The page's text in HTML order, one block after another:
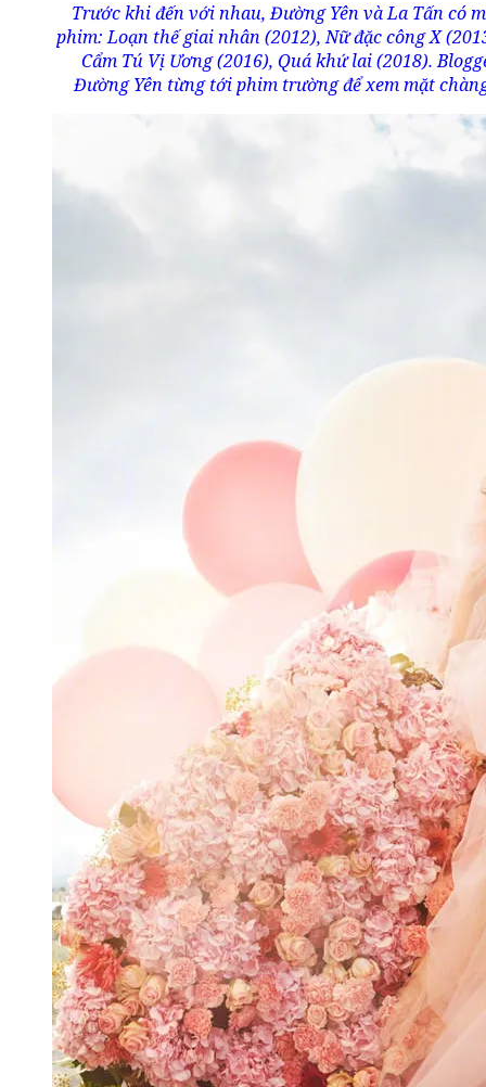
Trước khi đến với nhau, Đường Yên và La Tấn có
phim: Loạn thế giai nhân (2012), Nữ đặc công X
Cẩm Tú Vị Ương (2016), Quá khứ lai (2018).
Đường Yên từng tới phim trường để xem mặt